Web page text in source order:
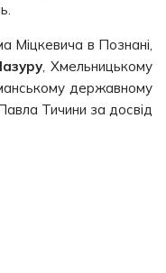
Міцкевича в Познані,
, Хмельницькому
державному
Тичини за досвід